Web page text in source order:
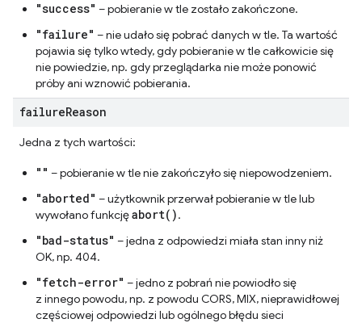
"success" – pobieranie w tle zostało zakończone.
"failure" – nie udało się pobrać danych w tle. Ta wartość
pojawia się tylko wtedy, gdy pobieranie w tle całkowicie się
nie powiedzie, np. gdy przeglądarka nie może ponowić
próby ani wznowić pobierania.
failureReason
Jedna z tych wartości:
"" – pobieranie w tle nie zakończyło się niepowodzeniem.
"aborted" – użytkownik przerwał pobieranie w tle lub
wywołano funkcjęabort().
"bad-status" – jedna z odpowiedzi miała stan inny niż
OK, np. 404.
"fetch-error" – jedno z pobrań nie powiodło się
z innego powodu, np. z powodu CORS, MIX, nieprawidłowej
częściowej odpowiedzi lub ogólnego błędu sieci